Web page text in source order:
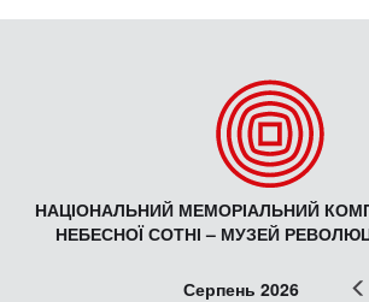
НАЦІОНАЛЬНИЙ МЕМОРІАЛЬНИЙ
НЕБЕСНОЇ СОТНІ – МУЗЕЙ
Серпень 2026